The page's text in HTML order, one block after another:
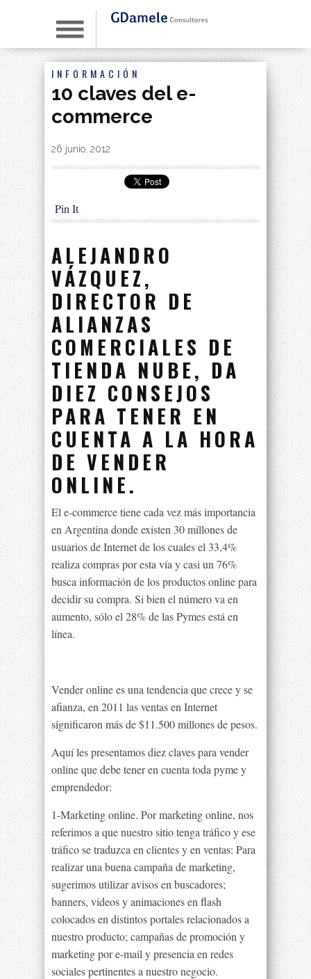
INFORMACIÓN
10 claves del e-
commerce
By|
26 junio, 2012
Pin It
ALEJANDRO
VÁZQUEZ,
DIRECTOR DE
ALIANZAS
COMERCIALES DE
TIENDA NUBE, DA
DIEZ CONSEJOS
PARA TENER EN
CUENTA A LA HORA
DE VENDER
ONLINE.
El e-commerce tiene cada vez más importancia
en Argentina donde existen 30 millones de
usuarios de Internet de los cuales el 33,4%
realiza compras por esta vía y casi un 76%
busca información de los productos online para
decidir su compra. Si bien el número va en
aumento, sólo el 28% de las Pymes está en
línea.
Vender online es una tendencia que crece y se
afianza, en 2011 las ventas en Internet
significaron más de $11.500 millones de pesos.
Aquí les presentamos diez claves para vender
online que debe tener en cuenta toda pyme y
emprendedor:
1-Marketing online. Por marketing online, nos
referimos a que nuestro sitio tenga tráfico y ese
tráfico se traduzca en clientes y en ventas: Para
realizar una buena campaña de marketing,
sugerimos utilizar avisos en buscadores;
banners, videos y animaciones en flash
colocados en distintos portales relacionados a
nuestro producto; campañas de promoción y
marketing por e-mail y presencia en redes
sociales pertinentes a nuestro negocio.